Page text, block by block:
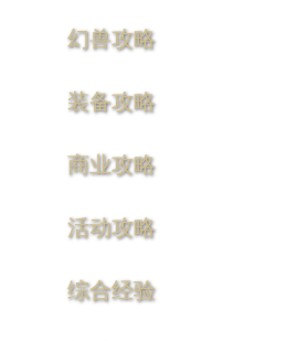
幻兽攻略
装备攻略
商业攻略
活动攻略
综合经验